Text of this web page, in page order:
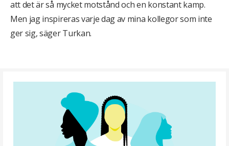
att det är så mycket motstånd och en konstant kamp.
Men jag inspireras varje dag av mina kollegor som inte
ger sig, säger Turkan.
Läs
ledarskapsutbildningen »